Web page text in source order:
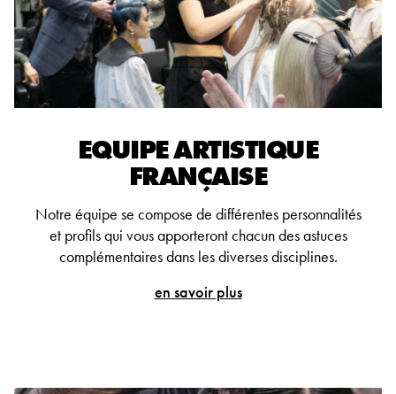
EQUIPE ARTISTIQUE
FRANÇAISE
Notre équipe se compose de différentes personnalités
et profils qui vous apporteront chacun des astuces
complémentaires dans les diverses disciplines.
en savoir plus